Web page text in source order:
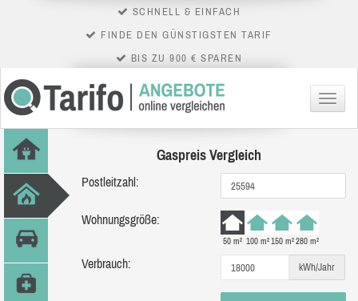
SCHNELL & EINFACH
FINDE DEN GÜNSTIGSTEN TARIF
BIS ZU 900 € SPAREN
Menü
Gaspreis Vergleich
Postleitzahl:
Wohnungsgröße:
50 m² 100 m²150 m²280 m²
Verbrauch: kWh/Jahr